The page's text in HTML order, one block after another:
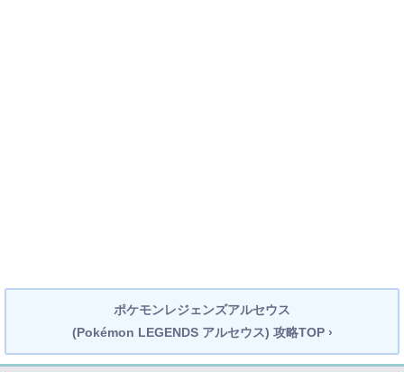
ポケモンレジェンズアルセウス
(Pokémon LEGENDS アルセウス) 攻略TOP ›